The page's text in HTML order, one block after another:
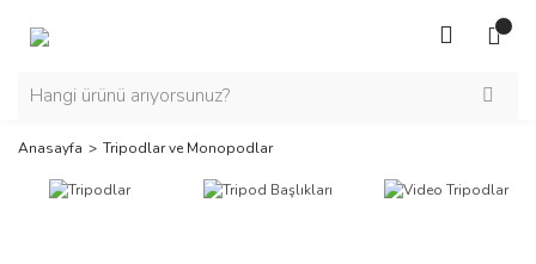
Anasayfa Tripodlar ve Monopodlar